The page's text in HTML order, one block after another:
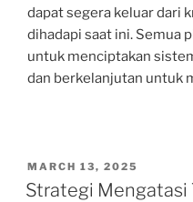
dapat segera keluar dari
dihadapi saat ini. Semua
untuk menciptakan
dan berkelanjutan untuk
POSTED
ON
MARCH 13, 2025
Strategi Mengatasi